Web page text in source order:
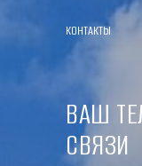
КОНТАКТЫ
ВАШ
СВЯЗИ